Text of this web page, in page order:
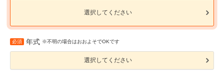
選択してください
必須 年式 ※不明の場合はおおよそでOKです
選択してください